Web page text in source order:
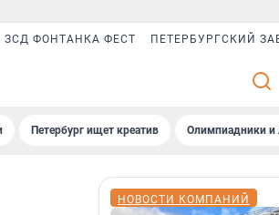
ЗСД ФОНТАНКА ФЕСТ ПЕТЕРБУРГСКИЙ
Петербург ищет креатив Олимпиадники и
НОВОСТИ КОМПАНИЙ